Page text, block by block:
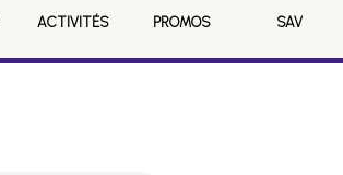
ACTIVITÉS PROMOS SAV